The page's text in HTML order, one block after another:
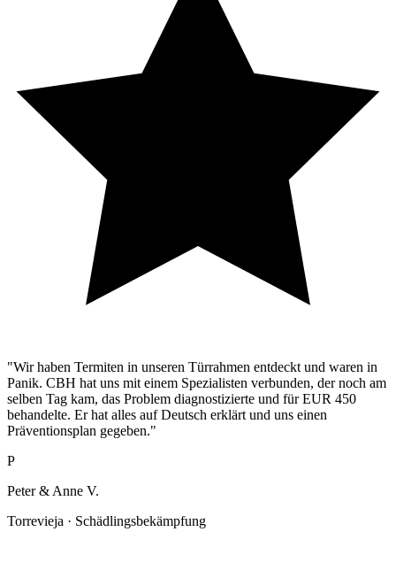
"Wir haben Termiten in unseren Türrahmen entdeckt und waren in
Panik. CBH hat uns mit einem Spezialisten verbunden, der noch am
selben Tag kam, das Problem diagnostizierte und für EUR 450
behandelte. Er hat alles auf Deutsch erklärt und uns einen
Präventionsplan gegeben."
P
Peter & Anne V.
Torrevieja · Schädlingsbekämpfung